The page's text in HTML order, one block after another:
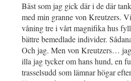
Bäst som jag gick där i de där
med min granne von Kreutzers.
våning tre i vårt magnifika hus
bättre bemedlade individer.
Och jag. Men von Kreutzers…
illa jag tycker om hans hund, en
trasselsudd som lämnar högar